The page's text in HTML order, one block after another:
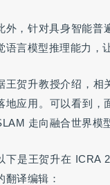
外，针对具身智能普
语言模型推理能力，
王贺升教授介绍，相
地应用。可以看到，
走向融合世界模
下是王贺升在 ICRA
翻译编辑：